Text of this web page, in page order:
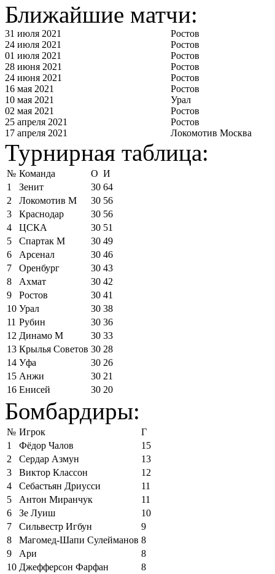
Ближайшие матчи:
31 июля 2021
Ростов
24 июля 2021
Ростов
01 июля 2021
Ростов
28 июня 2021
Ростов
24 июня 2021
Ростов
16 мая 2021
Ростов
10 мая 2021
Урал
02 мая 2021
Ростов
25 апреля 2021
Ростов
17 апреля 2021
Локомотив Москва
Турнирная таблица:
№ Команда О И
1
Зенит 30 64
2
Локомотив М 30 56
3
Краснодар 30 56
4
ЦСКА 30 51
5
Спартак М 30 49
6
Арсенал 30 46
7
Оренбург 30 43
8
Ахмат 30 42
9
Ростов 30 41
10 Урал 30 38
11 Рубин 30 36
12 Динамо М 30 33
13 Крылья Советов 30 28
14 Уфа 30 26
15 Анжи 30 21
16 Енисей 30 20
Бомбардиры:
№ Игрок
Г
1
Фёдор Чалов
15
2
Сердар Азмун
13
3
Виктор Классон
12
4
Себастьян Дриусси
11
5
Антон Миранчук
11
6
Зе Луиш
10
7
Сильвестр Игбун
9
8
Магомед-Шапи Сулейманов 8
9
Ари
8
10 Джефферсон Фарфан
8